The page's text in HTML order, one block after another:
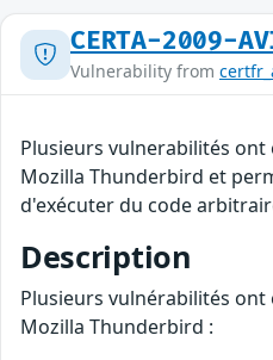
CERTA-2009-
Vulnerability from
Plusieurs vulnerabilités ont
Mozilla Thunderbird et
d'exécuter du code
Description
Plusieurs vulnérabilités ont
Mozilla Thunderbird :